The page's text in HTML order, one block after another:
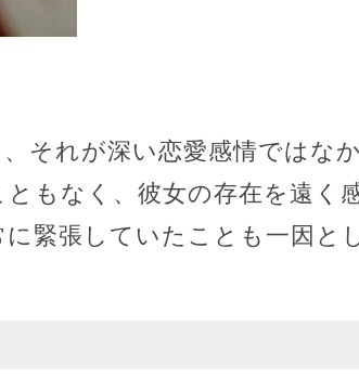
それが深い恋愛感情ではな
もなく、彼女の存在を遠く
緊張していたことも一因と